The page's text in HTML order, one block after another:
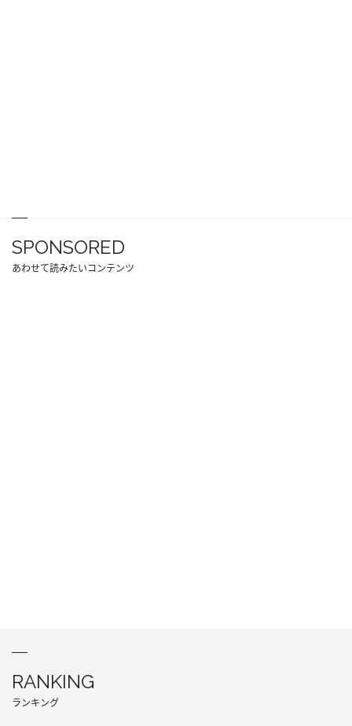
SPONSORED
あわせて読みたいコンテンツ
RANKING
ランキング